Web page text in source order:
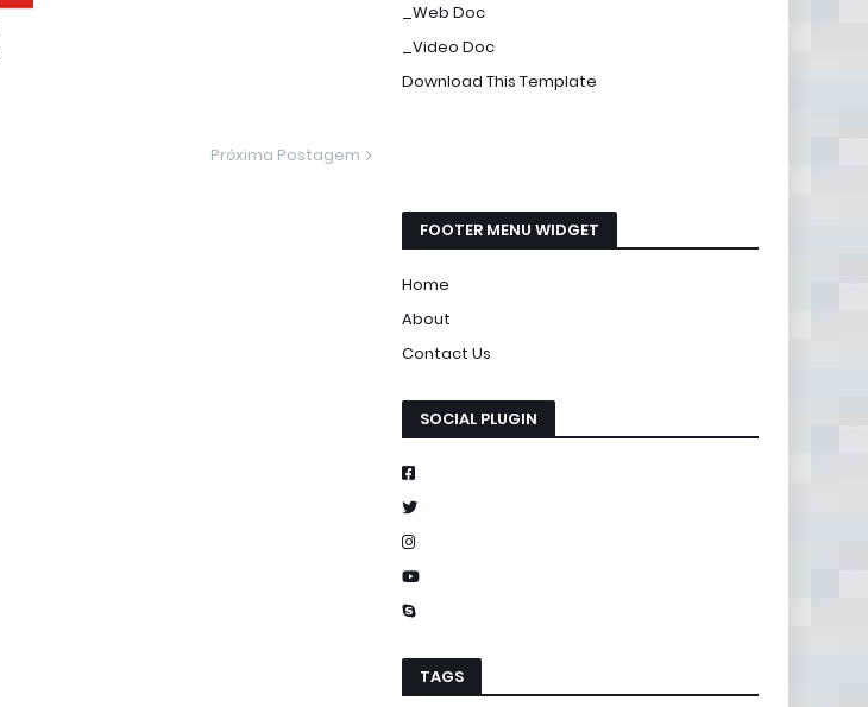
Próxima Postagem
_Web Doc
_Video Doc
Download This Template
FOOTER MENU WIDGET
Home
About
Contact Us
SOCIAL PLUGIN
TAGS